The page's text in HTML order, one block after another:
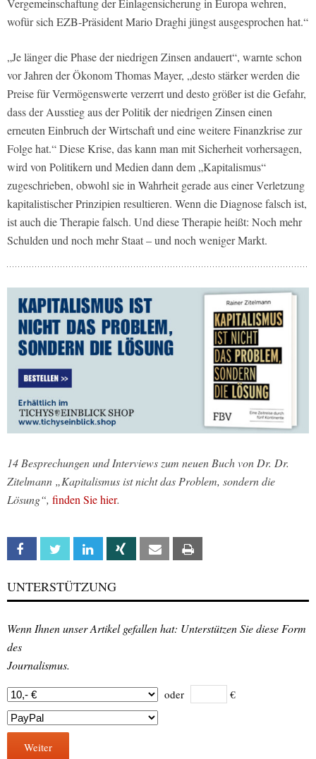
Vergemeinschaftung der Einlagensicherung in Europa wehren,
wofür sich EZB-Präsident Mario Draghi jüngst ausgesprochen hat.“
„Je länger die Phase der niedrigen Zinsen andauert“, warnte schon
vor Jahren der Ökonom Thomas Mayer, „desto stärker werden die
Preise für Vermögenswerte verzerrt und desto größer ist die Gefahr,
dass der Ausstieg aus der Politik der niedrigen Zinsen einen
erneuten Einbruch der Wirtschaft und eine weitere Finanzkrise zur
Folge hat.“ Diese Krise, das kann man mit Sicherheit vorhersagen,
wird von Politikern und Medien dann dem „Kapitalismus“
zugeschrieben, obwohl sie in Wahrheit gerade aus einer Verletzung
kapitalistischer Prinzipien resultieren. Wenn die Diagnose falsch ist,
ist auch die Therapie falsch. Und diese Therapie heißt: Noch mehr
Schulden und noch mehr Staat – und noch weniger Markt.
14 Besprechungen und Interviews zum neuen Buch von Dr. Dr.
Zitelmann „Kapitalismus ist nicht das Problem, sondern die
Lösung“, finden Sie hier.
Facebook Twitter Linkedin Xing Email
UNTERSTÜTZUNG
Wenn Ihnen unser Artikel gefallen hat: Unterstützen Sie diese Form
des
Journalismus.
oder €
Weiter